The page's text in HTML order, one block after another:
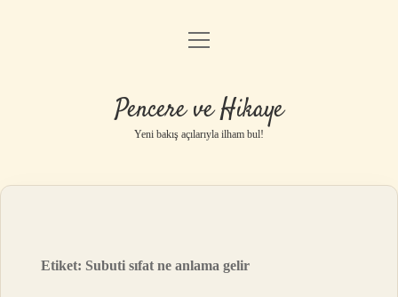
Anasayfa
Yasal Uyarı
menüyü
Pencere ve Hikaye
Yeni bakış açılarıyla ilham bul!
Etiket: Subuti sıfat ne anlama gelir